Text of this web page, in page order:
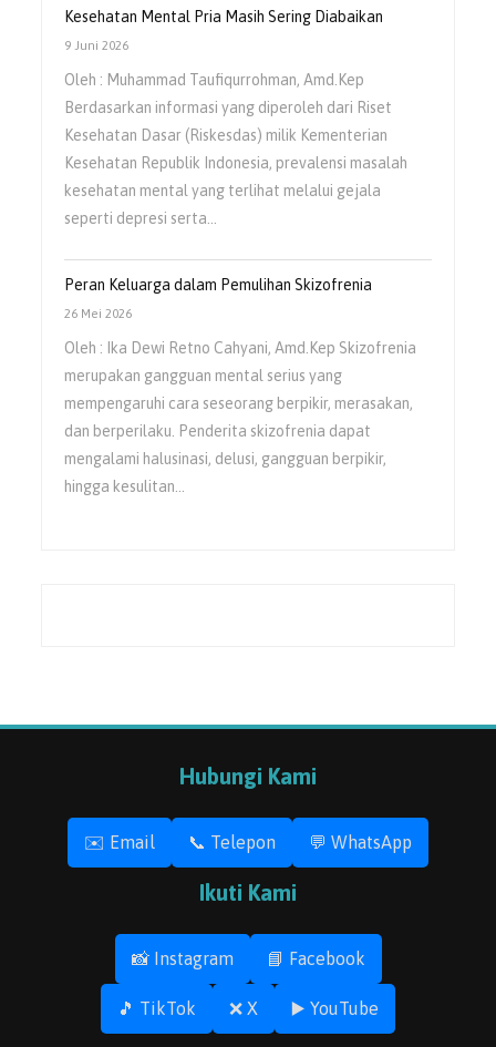
Kesehatan Mental Pria Masih Sering Diabaikan
9 Juni 2026
Oleh : Muhammad Taufiqurrohman, Amd.Kep
Berdasarkan informasi yang diperoleh dari Riset
Kesehatan Dasar (Riskesdas) milik Kementerian
Kesehatan Republik Indonesia, prevalensi masalah
kesehatan mental yang terlihat melalui gejala
seperti depresi serta…
Peran Keluarga dalam Pemulihan Skizofrenia
26 Mei 2026
Oleh : Ika Dewi Retno Cahyani, Amd.Kep Skizofrenia
merupakan gangguan mental serius yang
mempengaruhi cara seseorang berpikir, merasakan,
dan berperilaku. Penderita skizofrenia dapat
mengalami halusinasi, delusi, gangguan berpikir,
hingga kesulitan…
Hubungi Kami
✉️ Email 📞 Telepon 💬 WhatsApp
Ikuti Kami
📸 Instagram 📘 Facebook
🎵 TikTok ❌ X ▶️ YouTube